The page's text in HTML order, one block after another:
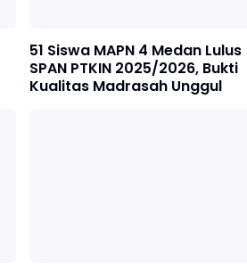
51 Siswa MAPN 4 Medan Lulus
SPAN PTKIN 2025/2026, Bukti
Kualitas Madrasah Unggul